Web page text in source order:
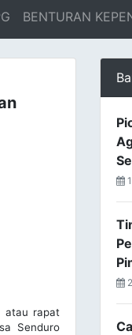
BENTURAN
atau rapat
Senduro